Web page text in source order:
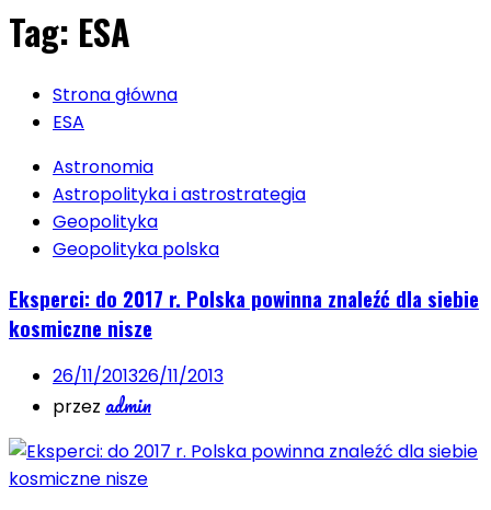
Tag: ESA
Strona główna
ESA
Astronomia
Astropolityka i astrostrategia
Geopolityka
Geopolityka polska
Eksperci: do 2017 r. Polska powinna znaleźć dla siebie
kosmiczne nisze
26/11/201326/11/2013
przez admin